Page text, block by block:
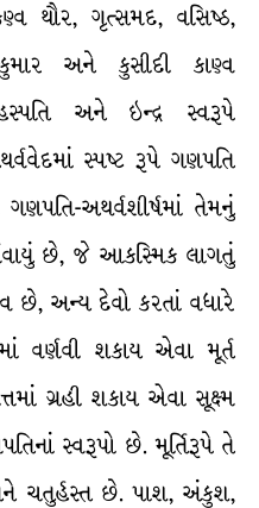
થૌર, ગૃત્સમદ, વસિષ્ઠ,
અને કુસીદી કાણ્વ
અને ઇન્દ્ર સ્વરૂપે
સ્પષ્ટ રૂપે ગણપતિ
અથર્વશીર્ષમાં તેમનું
છે, જે આકસ્મિક લાગતું
છે, અન્ય દેવો કરતાં વધારે
વર્ણવી શકાય એવા મૂર્ત
ગ્રહી શકાય એવા સૂક્ષ્મ
સ્વરૂપો છે. મૂર્તિરૂપે તે
ચતુર્હસ્ત છે. પાશ, અંકુશ,